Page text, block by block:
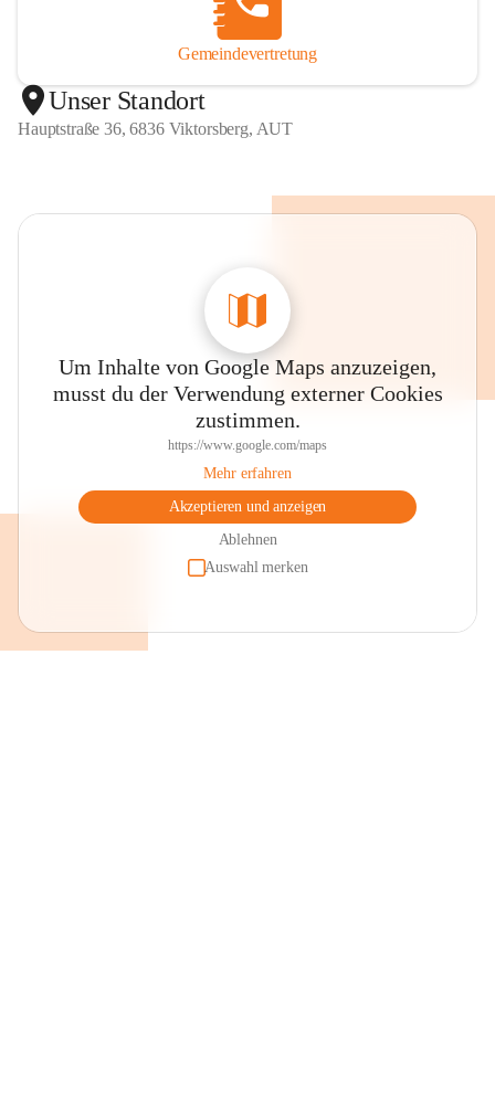
Gemeindevertretung
Unser Standort
Hauptstraße 36, 6836 Viktorsberg, AUT
Um Inhalte von Google Maps anzuzeigen,
musst du der Verwendung externer Cookies
zustimmen.
https://www.google.com/maps
Mehr erfahren
Akzeptieren und anzeigen
Ablehnen
Auswahl merken